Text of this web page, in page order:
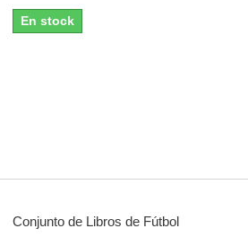
En stock
Conjunto de Libros de Fútbol